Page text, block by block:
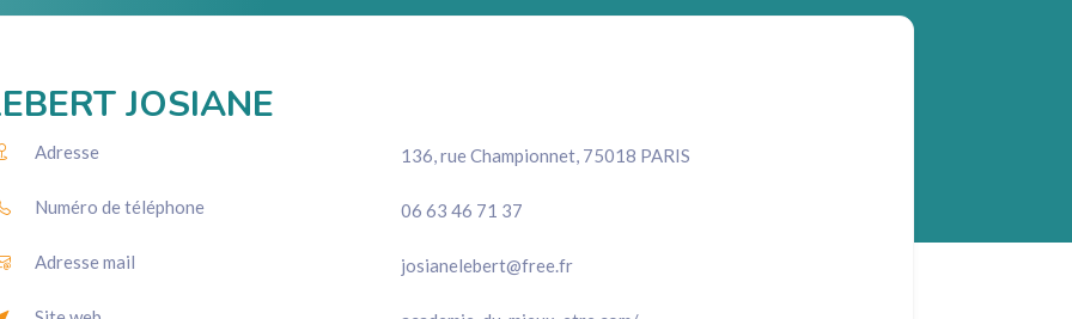
JOSIANE
Adresse 136, rue Championnet, 75018 PARIS
Numéro de téléphone 06 63 46 71 37
Adresse mail josianelebert@free.fr